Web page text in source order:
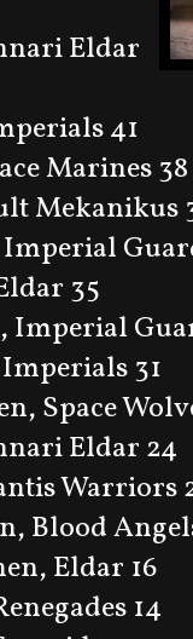
Eldar
41
Marines 38
Mekanikus
Imperial
35
Imperial
31
Space
Eldar 24
Warriors
Blood
Eldar 16
14